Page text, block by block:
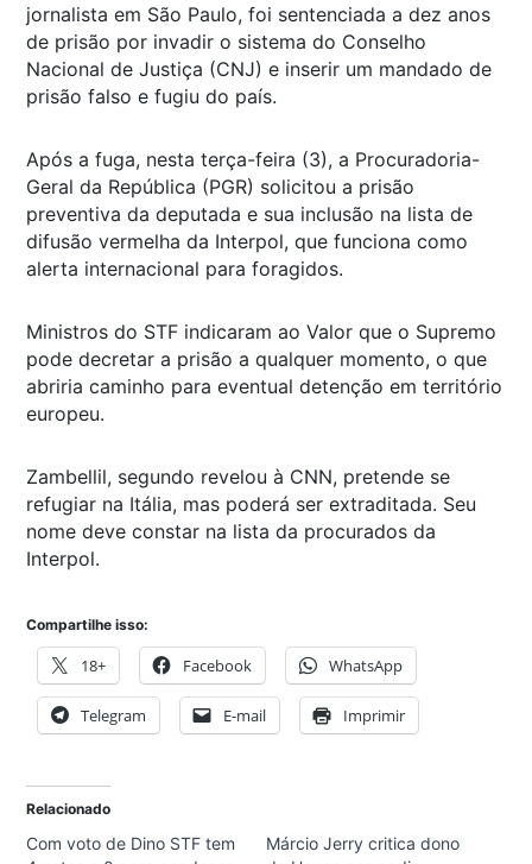
jornalista em São Paulo, foi sentenciada a dez anos
de prisão por invadir o sistema do Conselho
Nacional de Justiça (CNJ) e inserir um mandado de
prisão falso e fugiu do país.
Após a fuga, nesta terça-feira (3), a Procuradoria-
Geral da República (PGR) solicitou a prisão
preventiva da deputada e sua inclusão na lista de
difusão vermelha da Interpol, que funciona como
alerta internacional para foragidos.
Ministros do STF indicaram ao Valor que o Supremo
pode decretar a prisão a qualquer momento, o que
abriria caminho para eventual detenção em território
europeu.
Zambellil, segundo revelou à CNN, pretende se
refugiar na Itália, mas poderá ser extraditada. Seu
nome deve constar na lista da procurados da
Interpol.
Compartilhe isso:
18+ Facebook WhatsApp
Telegram E-mail Imprimir
Relacionado
Com voto de Dino STF tem
Márcio Jerry critica dono